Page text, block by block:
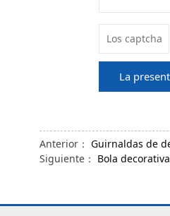
La
Anterior： Guirnaldas de
Siguiente： Bola